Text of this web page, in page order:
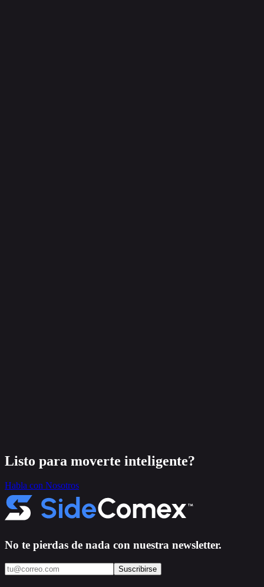
Listo para moverte inteligente?
Habla con Nosotros
No te pierdas de nada con nuestra newsletter.
Suscribirse